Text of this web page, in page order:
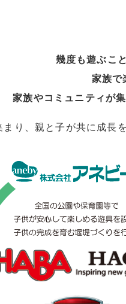
幾度も遊ぶこ
家族で
家族やコミュニティが
まり、親と子が共に成長